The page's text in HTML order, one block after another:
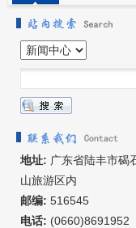
地址: 广东省陆丰市碣
山旅游区内
邮编: 516545
电话: (0660)8691952